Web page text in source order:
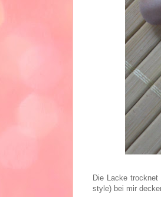
Die Lacke
style) bei mir